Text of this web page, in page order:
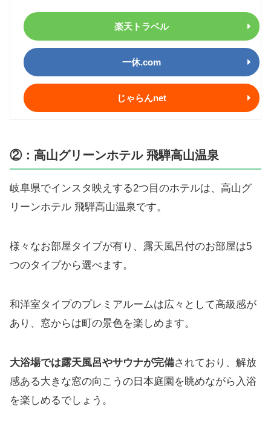
楽天トラベル
一休.com
じゃらんnet
②：高山グリーンホテル 飛騨高山温泉
岐阜県でインスタ映えする2つ目のホテルは、高山グ
リーンホテル 飛騨高山温泉です。
様々なお部屋タイプが有り、露天風呂付のお部屋は5
つのタイプから選べます。
和洋室タイプのプレミアルームは広々として高級感が
あり、窓からは町の景色を楽しめます。
大浴場では露天風呂やサウナが完備されており、解放
感ある大きな窓の向こうの日本庭園を眺めながら入浴
を楽しめるでしょう。